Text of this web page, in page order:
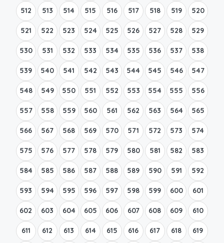
512 513 514 515 516 517 518 519 520
521 522 523 524 525 526 527 528 529
530 531 532 533 534 535 536 537 538
539 540 541 542 543 544 545 546 547
548 549 550 551 552 553 554 555 556
557 558 559 560 561 562 563 564 565
566 567 568 569 570 571 572 573 574
575 576 577 578 579 580 581 582 583
584 585 586 587 588 589 590 591 592
593 594 595 596 597 598 599 600 601
602 603 604 605 606 607 608 609 610
611 612 613 614 615 616 617 618 619